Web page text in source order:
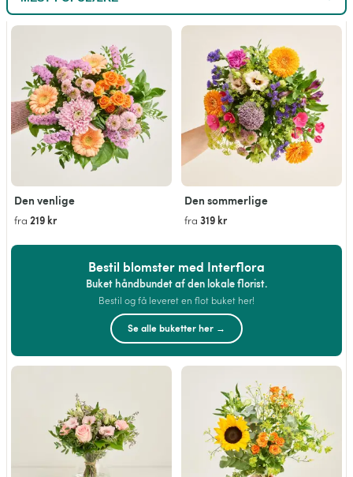
Den venlige
fra 219 kr
Den sommerlige
fra 319 kr
Bestil blomster med Interflora
Buket håndbundet af den lokale florist.
Bestil og få leveret en flot buket her!
Se alle buketter her →